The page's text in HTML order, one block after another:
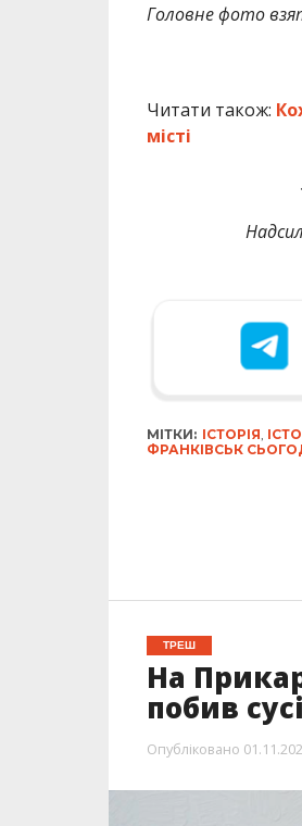
Головне фото
Читати також:
місті
МІТКИ: ІСТОРІЯ,
ФРАНКІВСЬК
ТРЕШ
На
побив
Опубліковано